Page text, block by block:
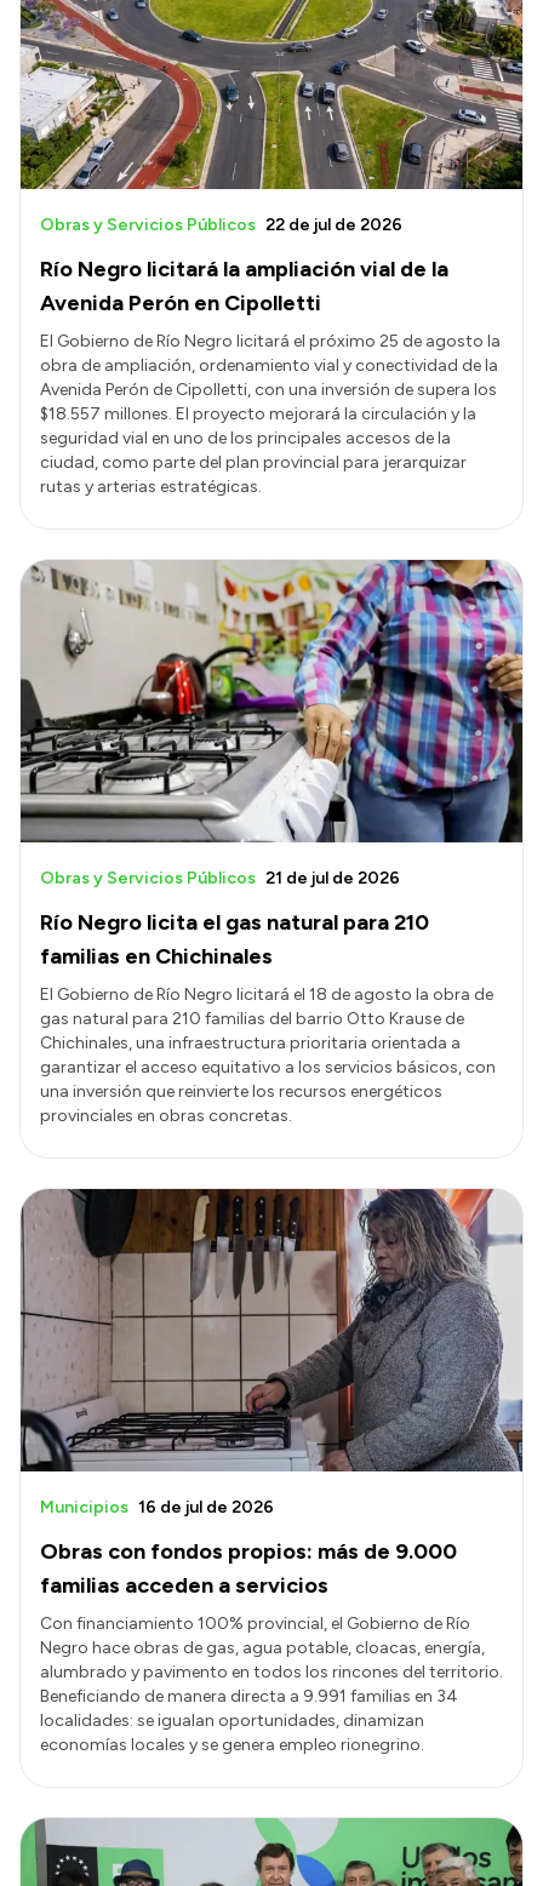
Río Negro licitará la ampliación vial de la
Avenida Perón en Cipolletti
Obras y Servicios Públicos 22 de jul de 2026
El Gobierno de Río Negro licitará el próximo 25 de agosto la
obra de ampliación, ordenamiento vial y conectividad de la
Avenida Perón de Cipolletti, con una inversión de supera los
$18.557 millones. El proyecto mejorará la circulación y la
seguridad vial en uno de los principales accesos de la
ciudad, como parte del plan provincial para jerarquizar
rutas y arterias estratégicas.
Río Negro licita el gas natural para 210
familias en Chichinales
Obras y Servicios Públicos 21 de jul de 2026
El Gobierno de Río Negro licitará el 18 de agosto la obra de
gas natural para 210 familias del barrio Otto Krause de
Chichinales, una infraestructura prioritaria orientada a
garantizar el acceso equitativo a los servicios básicos, con
una inversión que reinvierte los recursos energéticos
provinciales en obras concretas.
Obras con fondos propios: más de 9.000
familias acceden a servicios
Municipios 16 de jul de 2026
Con financiamiento 100% provincial, el Gobierno de Río
Negro hace obras de gas, agua potable, cloacas, energía,
alumbrado y pavimento en todos los rincones del territorio.
Beneficiando de manera directa a 9.991 familias en 34
localidades: se igualan oportunidades, dinamizan
economías locales y se genera empleo rionegrino.